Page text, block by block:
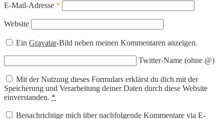
E-Mail-Adresse *
Website
EinGravatar-Bild neben meinen Kommentaren anzeigen.
Twitter-Name (ohne @)
Mit der Nutzung dieses Formulars erklärst du dich mit der
Speicherung und Verarbeitung deiner Daten durch diese Website
einverstanden. *
Benachrichtige mich über nachfolgende Kommentare via E-